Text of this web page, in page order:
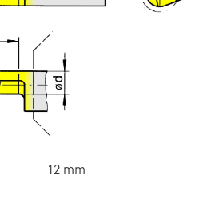
12 mm